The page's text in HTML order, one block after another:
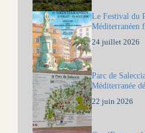
Le Festival du
Méditerranéen
24 juillet 2026
Parc de
Méditerranée
22 juin 2026